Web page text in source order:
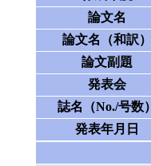
論文名
論文名（和訳）
論文副題
発表会
誌名（No./号数）
発表年月日